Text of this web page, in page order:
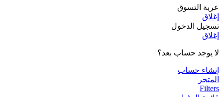
عربة التسوق
إغلاق
تسجيل الدخول
إغلاق
لا يوجد حساب بعد؟
إنشاء حساب
المتجر
Filters